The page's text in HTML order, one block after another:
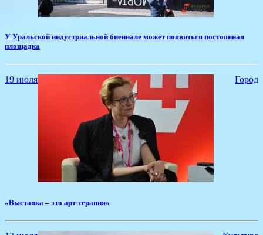
У Уральской индустриальной биеннале может появиться постоянная
площадка
19 июля Город
«Выставка – это арт-терапия»